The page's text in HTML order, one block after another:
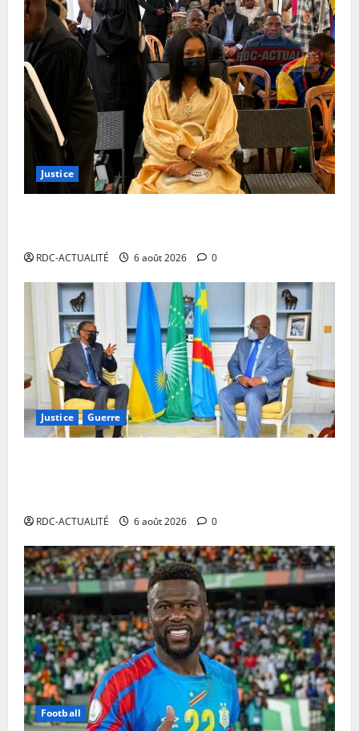
Justice
RDC-ACTUALITÉ 6 août 2026 0
Justice Guerre
RDC-ACTUALITÉ 6 août 2026 0
Football